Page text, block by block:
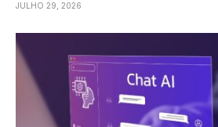
JULHO 29, 2026